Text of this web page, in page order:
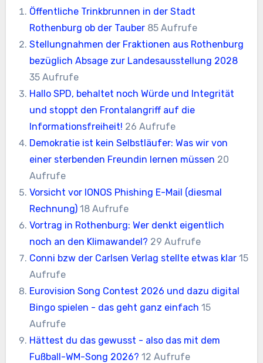
Öffentliche Trinkbrunnen in der Stadt
Rothenburg ob der Tauber 85 Aufrufe
Stellungnahmen der Fraktionen aus Rothenburg
bezüglich Absage zur Landesausstellung 2028
35 Aufrufe
Hallo SPD, behaltet noch Würde und Integrität
und stoppt den Frontalangriff auf die
Informationsfreiheit! 26 Aufrufe
Demokratie ist kein Selbstläufer: Was wir von
einer sterbenden Freundin lernen müssen 20
Aufrufe
Vorsicht vor IONOS Phishing E-Mail (diesmal
Rechnung) 18 Aufrufe
Vortrag in Rothenburg: Wer denkt eigentlich
noch an den Klimawandel? 29 Aufrufe
Conni bzw der Carlsen Verlag stellte etwas klar 15
Aufrufe
Eurovision Song Contest 2026 und dazu digital
Bingo spielen - das geht ganz einfach 15
Aufrufe
Hättest du das gewusst - also das mit dem
Fußball-WM-Song 2026? 12 Aufrufe